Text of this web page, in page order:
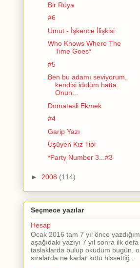
Bir Rüya
#6
Umut - İşkence İlişkisi
Who Knows Where The
Time Goes*
#5
Ben bu adamı seviyorum,
kendisi idolüm hatta.
Onun...
Domatesli Ekmek
#4
Garip Yazı
Üşüyen Kız Tipi
*Party Number 3...#3
► 2008 (114)
Seçmece yazılar
Hesap
Ocak 2016 tam 7 yıl önce yazdığım
aşağıdaki yazıyı 7 yıl sonra ilk defa
taslaklarda bulup okudum bugün. o
sıralarda ne kadar kötü hissettiğ...